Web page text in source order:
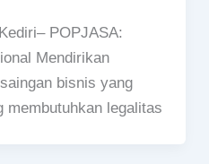
POPJASA:
Mendirikan
bisnis yang
membutuhkan legalitas